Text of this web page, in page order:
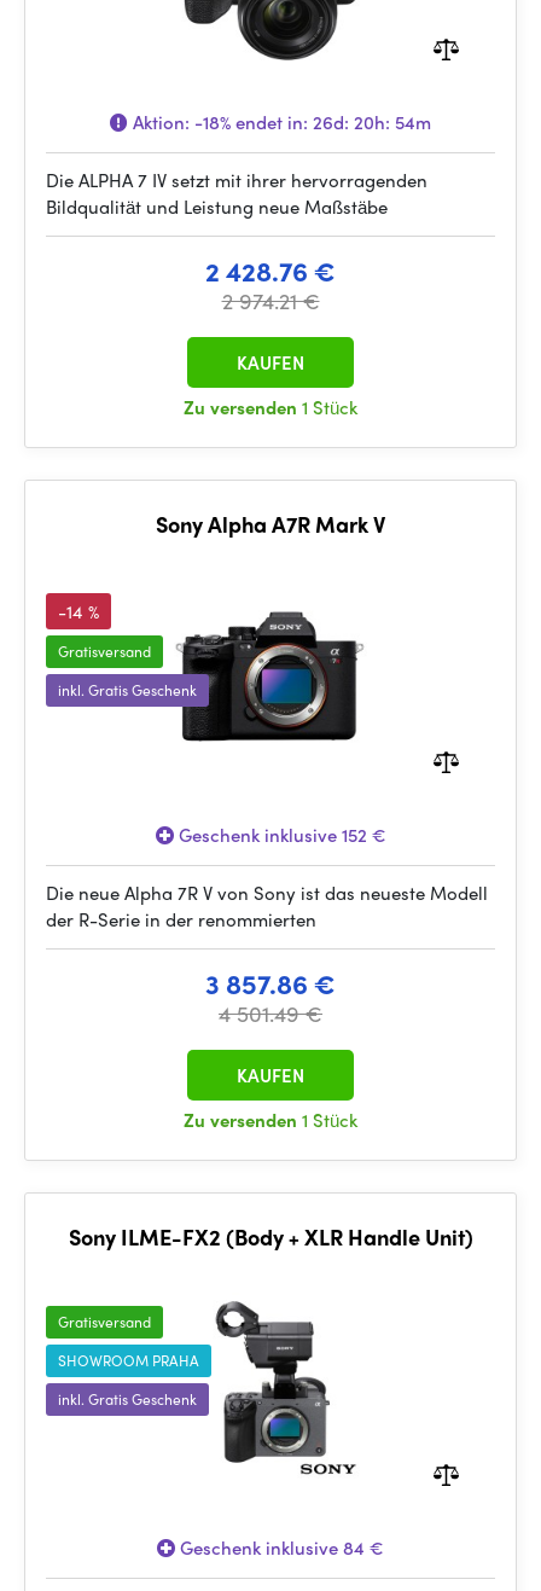
Aktion: -18%endet in: 26d: 20h: 54m
Die ALPHA 7 IV setzt mit ihrer hervorragenden
Bildqualität und Leistung neue Maßstäbe
2 428.76 €
2 974.21 €
Zu versenden 1 Stück
KAUFEN
Sony Alpha A7R Mark V
-14 %
Gratisversand
inkl. Gratis Geschenk
Geschenk inklusive 152 €
Die neue Alpha 7R V von Sony ist das neueste Modell
der R-Serie in der renommierten
3 857.86 €
4 501.49 €
Zu versenden 1 Stück
KAUFEN
Sony ILME-FX2 (Body + XLR Handle Unit)
Gratisversand
SHOWROOM PRAHA
inkl. Gratis Geschenk
Geschenk inklusive 84 €